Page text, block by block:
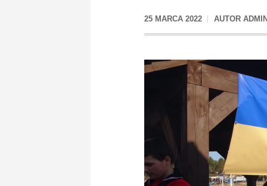
25 MARCA 2022 AUTOR